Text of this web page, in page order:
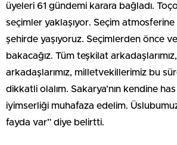
üyeleri 61 gündemi karara bağladı.
seçimler yaklaşıyor. Seçim
şehirde yaşıyoruz. Seçimlerden önce
bakacağız. Tüm teşkilat
arkadaşlarımız, milletvekillerimiz bu
dikkatli olalım. Sakarya’nın kendine
iyimserliği muhafaza edelim.
fayda var” diye belirtti.